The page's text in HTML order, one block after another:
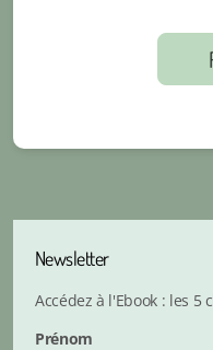
Newsletter
Accédez à l'Ebook : les
Prénom